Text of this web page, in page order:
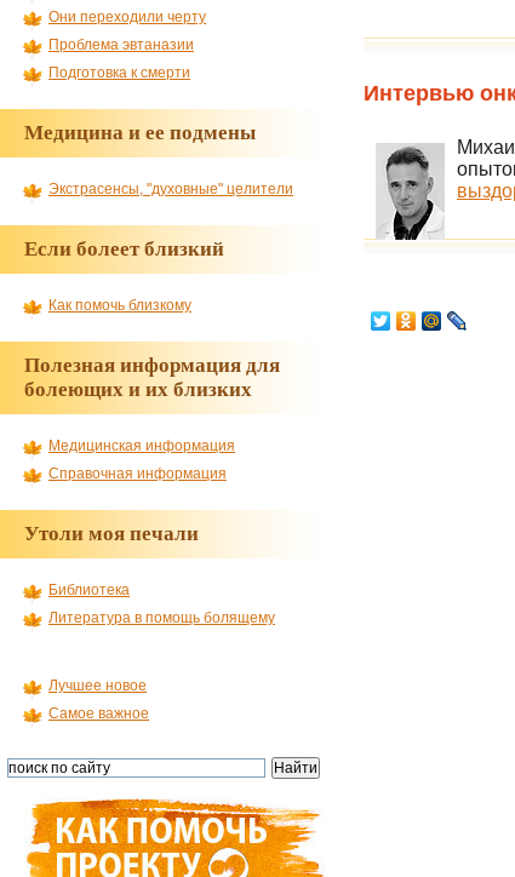
Интервью
Они переходили черту
Проблема эвтаназии
Подготовка к смерти
Медицина и ее подмены
Экстрасенсы, "духовные" целители
Если болеет близкий
Как помочь близкому
Полезная информация для
болеющих и их близких
Медицинская информация
Справочная информация
Утоли моя печали
Библиотека
Литература в помощь болящему
Лучшее новое
Самое важное